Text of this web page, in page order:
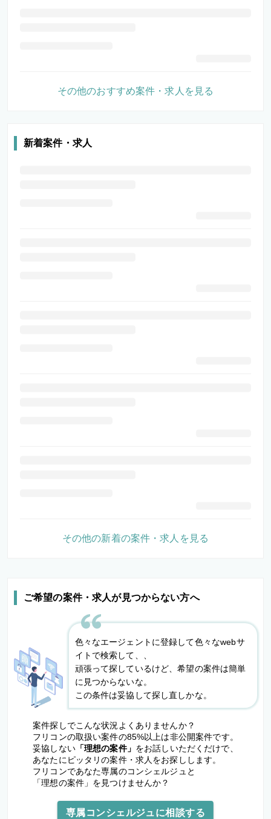
ご希望の案件・求人が見つからない方へ
色々なエージェントに登録して色々なwebサ
イトで検索して、、
頑張って探しているけど、希望の案件は簡単
に見つからないな。
この条件は妥協して探し直しかな。
案件探しでこんな状況よくありませんか？
フリコンの取扱い案件の85%以上は非公開案件です。
妥協しない「理想の案件」 をお話しいただくだけで、
あなたにピッタリの案件・求人をお探しします。
フリコンであなた専属のコンシェルジュと
「理想の案件」を見つけませんか？
専属コンシェルジュに相談する
その他のおすすめ案件・求人を見る
新着案件・求人
その他の新着の案件・求人を見る